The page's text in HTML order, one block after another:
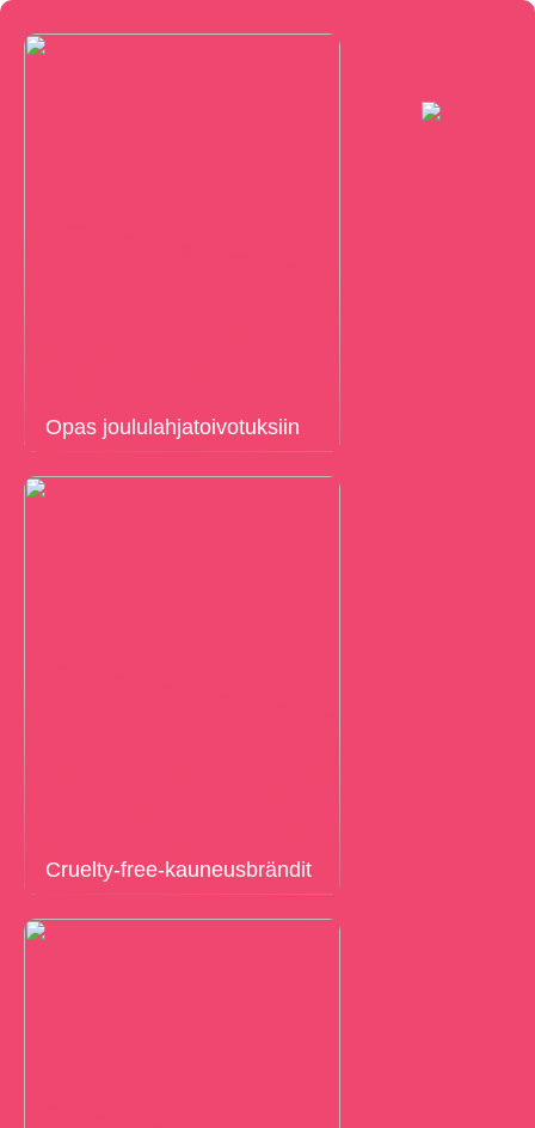
Opas joululahjatoivotuksiin
Cruelty-free-kauneusbrändit